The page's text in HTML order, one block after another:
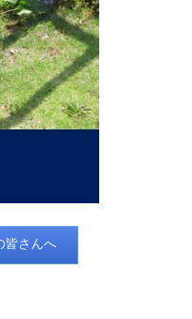
皆さんへ